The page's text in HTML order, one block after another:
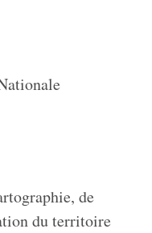
de
du territoire